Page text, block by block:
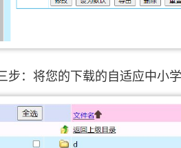
步：将您的下载的自适应中小